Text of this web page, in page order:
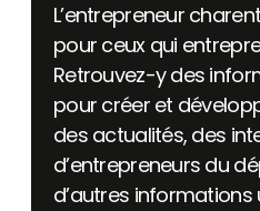
L’entrepreneur
pour ceux qui
Retrouvez-y des
pour créer et
des actualités, des
d’entrepreneurs du
d’autres informations